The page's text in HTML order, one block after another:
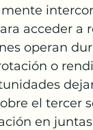
acceder
operan
o
en